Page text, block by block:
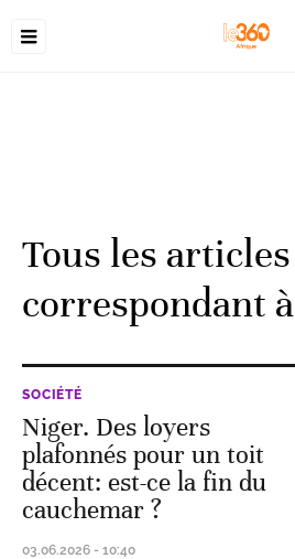
Tous les articles
correspondant à
SOCIÉTÉ
Niger. Des loyers
plafonnés pour un toit
décent: est-ce la fin du
cauchemar ?
03.06.2026 - 10:40